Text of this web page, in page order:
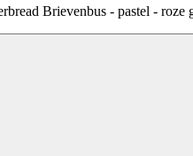
Brievenbus - pastel - roze